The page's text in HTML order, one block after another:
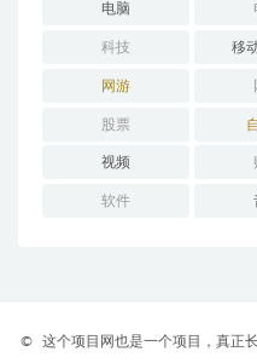
电脑
科技 移
网游
股票
视频
软件
©
这个项目网也是一个项目，真正